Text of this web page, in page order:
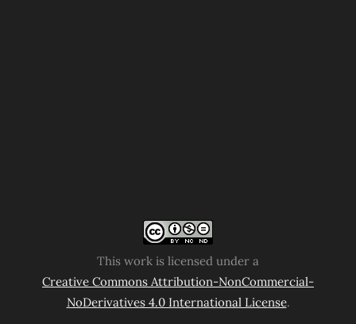
This work is licensed under a
Creative Commons Attribution-NonCommercial-
NoDerivatives 4.0 International License.